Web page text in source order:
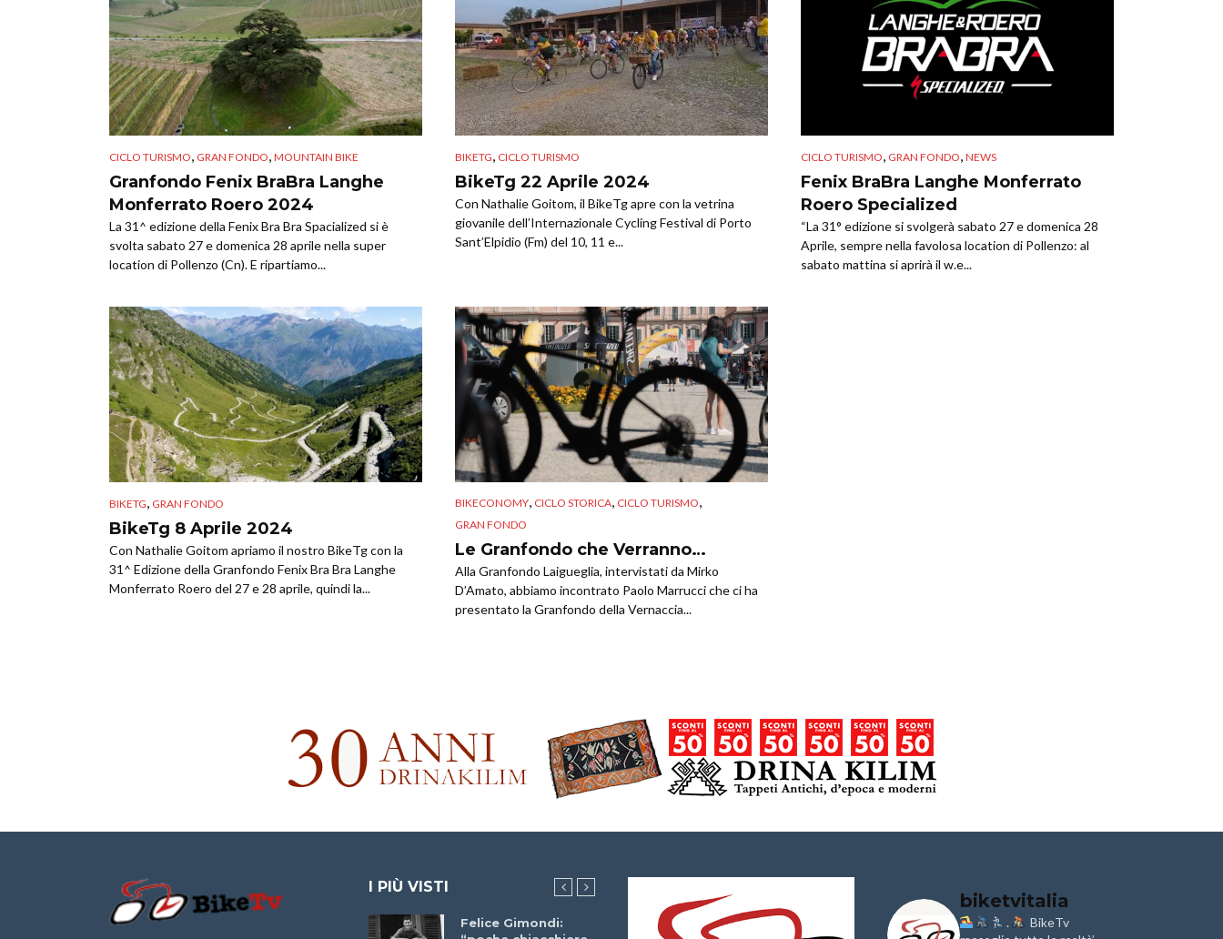
CICLO TURISMO, GRAN FONDO, MOUNTAIN BIKE
Granfondo Fenix BraBra Langhe
Monferrato Roero 2024
La 31^ edizione della Fenix Bra Bra Spacialized si è
svolta sabato 27 e domenica 28 aprile nella super
location di Pollenzo (Cn). E ripartiamo...
BIKETG, CICLO TURISMO
BikeTg 22 Aprile 2024
Con Nathalie Goitom, il BikeTg apre con la vetrina
giovanile dell’Internazionale Cycling Festival di Porto
Sant’Elpidio (Fm) del 10, 11 e...
CICLO TURISMO, GRAN FONDO, NEWS
Fenix BraBra Langhe Monferrato
Roero Specialized
“La 31° edizione si svolgerà sabato 27 e domenica 28
Aprile, sempre nella favolosa location di Pollenzo: al
sabato mattina si aprirà il w.e...
BIKETG GRAN FONDO
BikeTg 8 Aprile 2024
Con Nathalie Goitom apriamo il nostro BikeTg con la
31^ Edizione della Granfondo Fenix Bra Bra Langhe
Monferrato Roero del 27 e 28 aprile, quindi la...
BIKECONOMY, CICLO STORICA, CICLO TURISMO,
GRAN FONDO
Le Granfondo che Verranno…
Alla Granfondo Laigueglia, intervistati da Mirko
D’Amato, abbiamo incontrato Paolo Marrucci che ci ha
presentato la Granfondo della Vernaccia...
I PIÙ VISTI
Felice Gimondi:
Brocci Incontra
Granfondo
biketvitalia
.
BikeTv